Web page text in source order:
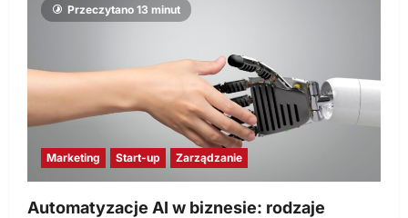
Przeczytano 13 minut
Marketing Start-up Zarządzanie
Automatyzacje AI w biznesie: rodzaje